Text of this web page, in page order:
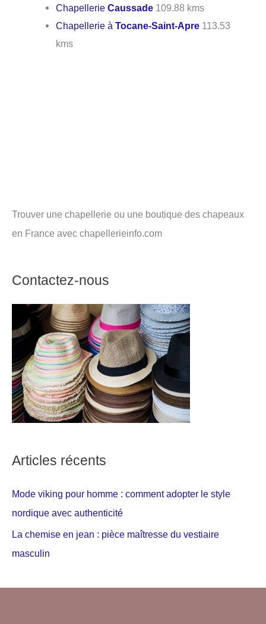
ChapellerieCaussade 109.88 kms
Chapellerie àTocane-Saint-Apre 113.53
kms
Trouver une chapellerie ou une boutique des chapeaux
en France avec chapellerieinfo.com
Contactez-nous
Articles récents
Mode viking pour homme : comment adopter le style
nordique avec authenticité
La chemise en jean : pièce maîtresse du vestiaire
masculin